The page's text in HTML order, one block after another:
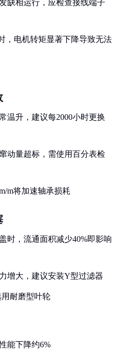
缺相运行，应检查接线端子
，电机转矩显著下降导致无法
温升，建议每2000小时更换
动量超标，需使用百分表检
m将加速轴承损耗
时，流通面积减少40%即影响
增大，建议安装Y型过滤器
耐磨型叶轮
能下降约6%